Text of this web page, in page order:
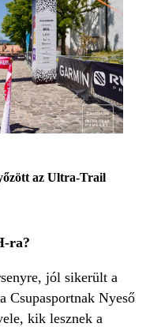
az Ultra-Trail
ra?
jól sikerült a
Csupasportnak Nyeső
kik lesznek a